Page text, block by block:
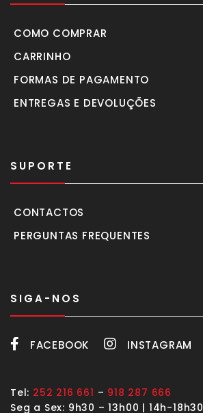
COMO COMPRAR
CARRINHO
FORMAS DE PAGAMENTO
ENTREGAS E DEVOLUÇÕES
SUPORTE
CONTACTOS
PERGUNTAS FREQUENTES
SIGA-NOS
FACEBOOK INSTAGRAM
Tel: 252 216 661 – 918 287 666
Seg a Sex: 9h30 – 13h00 | 14h-18h30